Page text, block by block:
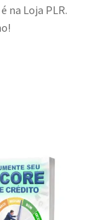
é na Loja PLR.